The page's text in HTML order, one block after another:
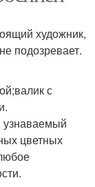
художник,
подозревает.
с
узнаваемый
цветных